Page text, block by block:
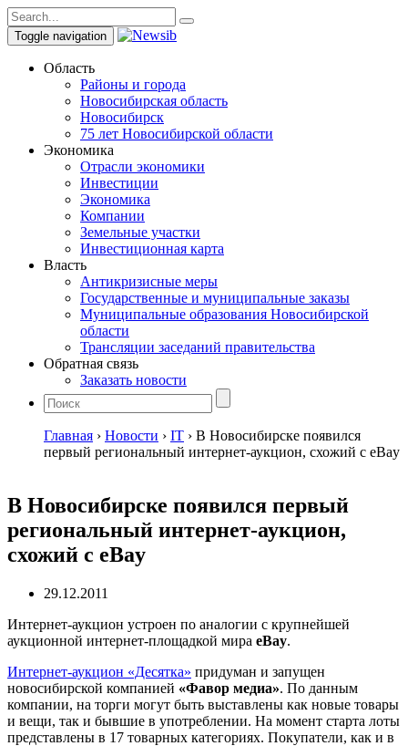
Toggle navigation
Область
Районы и города
Новосибирская область
Новосибирск
75 лет Новосибирской области
Экономика
Отрасли экономики
Инвестиции
Экономика
Компании
Земельные участки
Инвестиционная карта
Власть
Антикризисные меры
Государственные и муниципальные заказы
Муниципальные образования Новосибирской
области
Трансляции заседаний правительства
Обратная связь
Заказать новости
Главная › Новости › IT › В Новосибирске появился
первый региональный интернет-аукцион, схожий с eBay
В Новосибирске появился первый
региональный интернет-аукцион,
схожий с eBay
29.12.2011
Интернет-аукцион устроен по аналогии с крупнейшей
аукционной интернет-площадкой мира eBay.
Интернет-аукцион «Десятка» придуман и запущен
новосибирской компанией «Фавор медиа». По данным
компании, на торги могут быть выставлены как новые товары
и вещи, так и бывшие в употреблении. На момент старта лоты
представлены в 17 товарных категориях. Покупатели, как и в